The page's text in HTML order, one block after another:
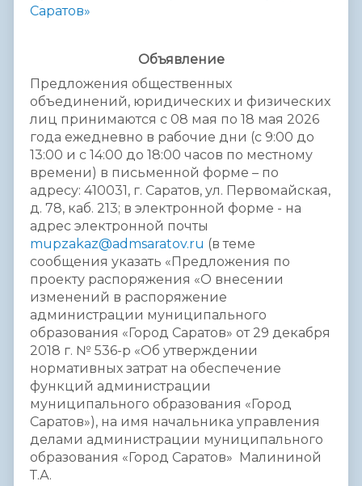
Саратов»
Объявление
Предложения общественных
объединений, юридических и физических
лиц принимаются с 08 мая по 18 мая 2026
года ежедневно в рабочие дни (с 9:00 до
13:00 и с 14:00 до 18:00 часов по местному
времени) в письменной форме – по
адресу: 410031, г. Саратов, ул. Первомайская,
д. 78, каб. 213; в электронной форме - на
адрес электронной почты
mupzakaz@admsaratov.ru (в теме
сообщения указать «Предложения по
проекту распоряжения «О внесении
изменений в распоряжение
администрации муниципального
образования «Город Саратов» от 29 декабря
2018 г. № 536-р «Об утверждении
нормативных затрат на обеспечение
функций администрации
муниципального образования «Город
Саратов»), на имя начальника управления
делами администрации муниципального
образования «Город Саратов» Малининой
Т.А.